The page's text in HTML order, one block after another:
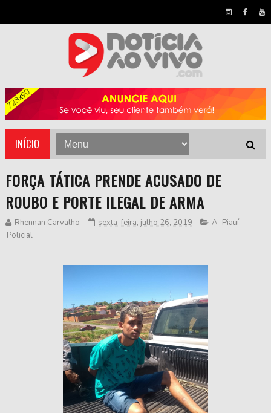
INÍCIO
FORÇA TÁTICA PRENDE ACUSADO DE
ROUBO E PORTE ILEGAL DE ARMA
Rhennan Carvalho sexta-feira, julho 26, 2019 A, Piauí,
Policial